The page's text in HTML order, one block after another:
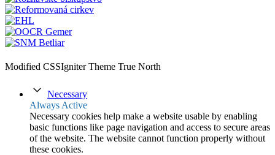
Modified CSSIgniter Theme True North
Necessary
Always Active
Necessary cookies help make a website usable by enabling
basic functions like page navigation and access to secure areas
of the website. The website cannot function properly without
these cookies.